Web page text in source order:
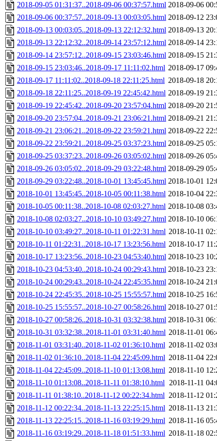
2018-09-05 01:31:37..2018-09-06 00:37:57.html 2018-09-06
2018-09-06 00:37:57..2018-09-13 00:03:05.html 2018-09-12
2018-09-13 00:03:05..2018-09-13 22:12:32.html 2018-09-13
2018-09-13 22:12:32..2018-09-14 23:57:12.html 2018-09-14
2018-09-14 23:57:12..2018-09-15 23:03:46.html 2018-09-15
2018-09-15 23:03:46..2018-09-17 11:11:02.html 2018-09-17
2018-09-17 11:11:02..2018-09-18 22:11:25.html 2018-09-18
2018-09-18 22:11:25..2018-09-19 22:45:42.html 2018-09-19
2018-09-19 22:45:42..2018-09-20 23:57:04.html 2018-09-20
2018-09-20 23:57:04..2018-09-21 23:06:21.html 2018-09-21
2018-09-21 23:06:21..2018-09-22 23:59:21.html 2018-09-22
2018-09-22 23:59:21..2018-09-25 03:37:23.html 2018-09-25
2018-09-25 03:37:23..2018-09-26 03:05:02.html 2018-09-26
2018-09-26 03:05:02..2018-09-29 03:22:48.html 2018-09-29
2018-09-29 03:22:48..2018-10-01 13:45:45.html 2018-10-01
2018-10-01 13:45:45..2018-10-05 00:11:38.html 2018-10-04
2018-10-05 00:11:38..2018-10-08 02:03:27.html 2018-10-08
2018-10-08 02:03:27..2018-10-10 03:49:27.html 2018-10-10
2018-10-10 03:49:27..2018-10-11 01:22:31.html 2018-10-11
2018-10-11 01:22:31..2018-10-17 13:23:56.html 2018-10-17
2018-10-17 13:23:56..2018-10-23 04:53:40.html 2018-10-23
2018-10-23 04:53:40..2018-10-24 00:29:43.html 2018-10-23
2018-10-24 00:29:43..2018-10-24 22:45:35.html 2018-10-24
2018-10-24 22:45:35..2018-10-25 15:55:57.html 2018-10-25
2018-10-25 15:55:57..2018-10-27 00:58:26.html 2018-10-27
2018-10-27 00:58:26..2018-10-31 03:32:38.html 2018-10-31
2018-10-31 03:32:38..2018-11-01 03:31:40.html 2018-11-01
2018-11-01 03:31:40..2018-11-02 01:36:10.html 2018-11-02
2018-11-02 01:36:10..2018-11-04 22:45:09.html 2018-11-04
2018-11-04 22:45:09..2018-11-10 01:13:08.html 2018-11-10
2018-11-10 01:13:08..2018-11-11 01:38:10.html 2018-11-11
2018-11-11 01:38:10..2018-11-12 00:22:34.html 2018-11-12
2018-11-12 00:22:34..2018-11-13 22:25:15.html 2018-11-13
2018-11-13 22:25:15..2018-11-16 03:19:29.html 2018-11-16
2018-11-16 03:19:29..2018-11-18 01:51:33.html 2018-11-18